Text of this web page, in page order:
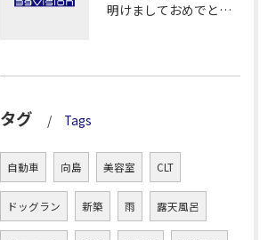
明けましておめでとうございます！
タグ Tags
自動車 向島 美容室 CLT
ドッグラン 新築 雨 露天風呂